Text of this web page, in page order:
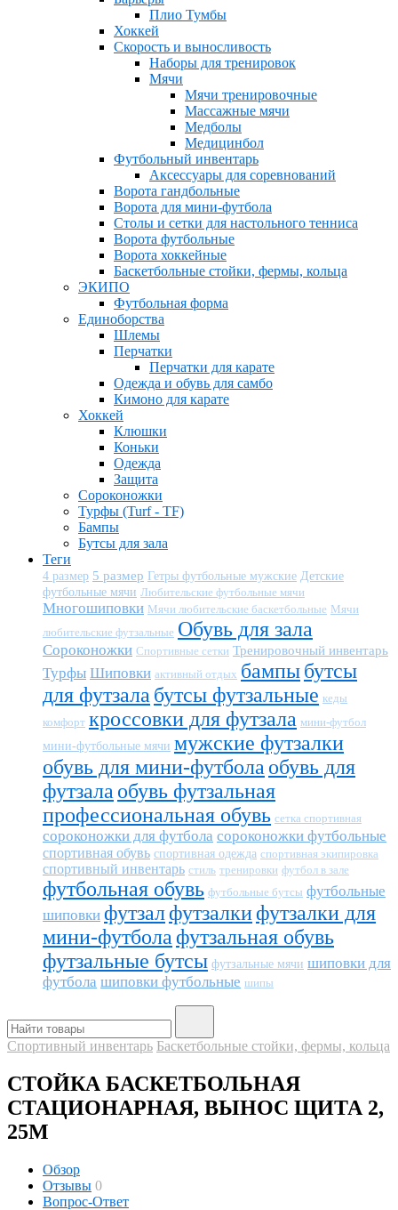
Плио Тумбы
Хоккей
Скорость и выносливость
Наборы для тренировок
Мячи
Мячи тренировочные
Массажные мячи
Медболы
Медицинбол
Футбольный инвентарь
Аксессуары для соревнований
Ворота гандбольные
Ворота для мини-футбола
Столы и сетки для настольного тенниса
Ворота футбольные
Ворота хоккейные
Баскетбольные стойки, фермы, кольца
ЭКИПО
Футбольная форма
Единоборства
Шлемы
Перчатки
Перчатки для карате
Одежда и обувь для самбо
Кимоно для карате
Хоккей
Клюшки
Коньки
Одежда
Защита
Сороконожки
Турфы (Turf - TF)
Бампы
Бутсы для зала
Теги
4 размер 5 размер Гетры футбольные мужские Детские
футбольные мячи Любительские футбольные мячи
Многошиповки Мячи любительские баскетбольные Мячи
любительские футзальные Обувь для зала
Сороконожки Спортивные сетки Тренировочный инвентарь
Турфы Шиповки активный отдых бампыбутсы
для футзала бутсы футзальные кеды
комфорт кроссовки для футзала мини-футбол
мини-футбольные мячи мужские футзалки
обувь для мини-футбола обувь для
футзала обувь футзальная
профессиональная обувь сетка спортивная
сороконожки для футбола сороконожки футбольные
спортивная обувь спортивная одежда спортивная экипировка
спортивный инвентарь стиль тренировки футбол в зале
футбольная обувь футбольные бутсы футбольные
шиповки футзалфутзалкифутзалки для
мини-футбола футзальная обувь
футзальные бутсы футзальные мячи шиповки для
футбола шиповки футбольные шипы
Спортивный инвентарь Баскетбольные стойки, фермы, кольца
СТОЙКА БАСКЕТБОЛЬНАЯ
СТАЦИОНАРНАЯ, ВЫНОС ЩИТА 2,
25М
Обзор
Отзывы 0
Вопрос-Ответ